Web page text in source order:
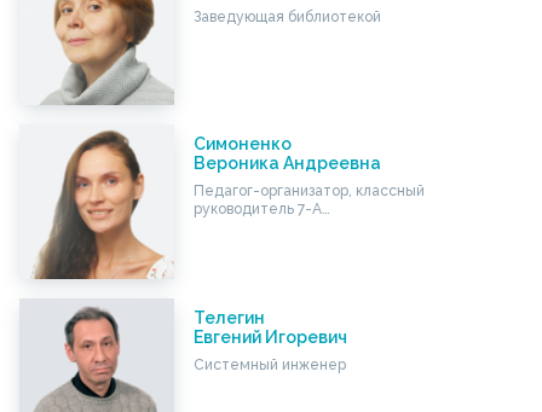
Заведующая библиотекой
Симоненко
Вероника Андреевна
Педагог-организатор, классный
руководитель 7-А…
Телегин
Евгений Игоревич
Системный инженер